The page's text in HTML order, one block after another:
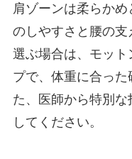
肩ゾーンは柔らか
のしやすさと腰の
選ぶ場合は、モット
プで、体重に合った
た、医師から特別
してください。